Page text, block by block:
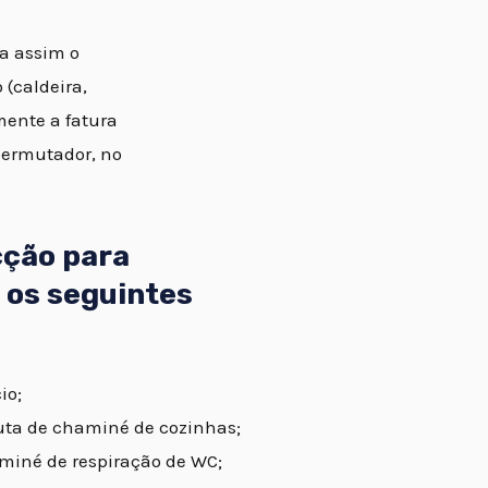
assim o
(caldeira,
a fatura
no
para
os seguintes
de chaminé de cozinhas;
de respiração de WC;